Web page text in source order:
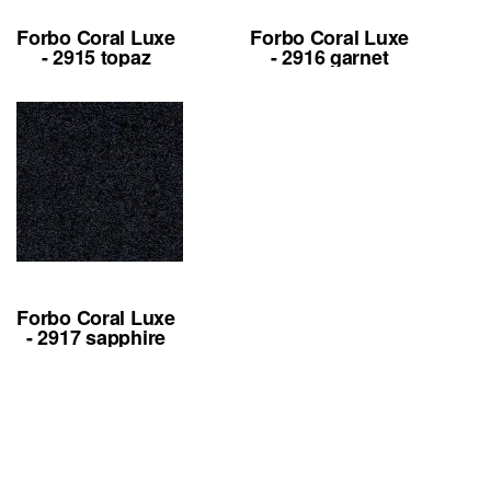
Forbo Coral Luxe
- 2915 topaz
Forbo Coral Luxe
- 2916 garnet
Forbo Coral Luxe
- 2917 sapphire